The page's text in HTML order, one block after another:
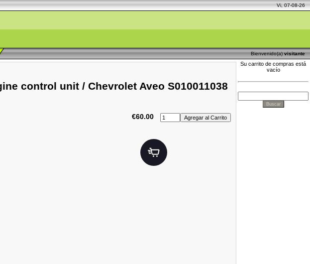
Vi, 07-08-26
Bienvenido(a) visitante
control unit / Chevrolet Aveo S010011038
€60.00
Su carrito de compras está
vacío